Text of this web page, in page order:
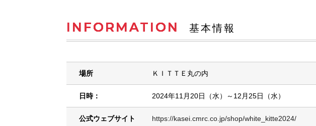
INFORMATION 基本情報
場所 ＫＩＴＴＥ丸の内
日時： 2024年11月20日（水）～12月25日（水）
公式ウェブサイト https://kasei.cmrc.co.jp/shop/white_kitte2024/